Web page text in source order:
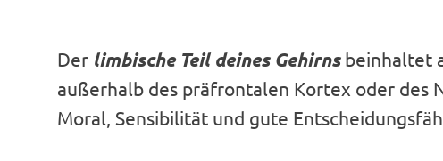
Der limbische Teil deines Gehirnsbeinhaltet
außerhalb des präfrontalen Kortex oder des
Moral, Sensibilität und gute